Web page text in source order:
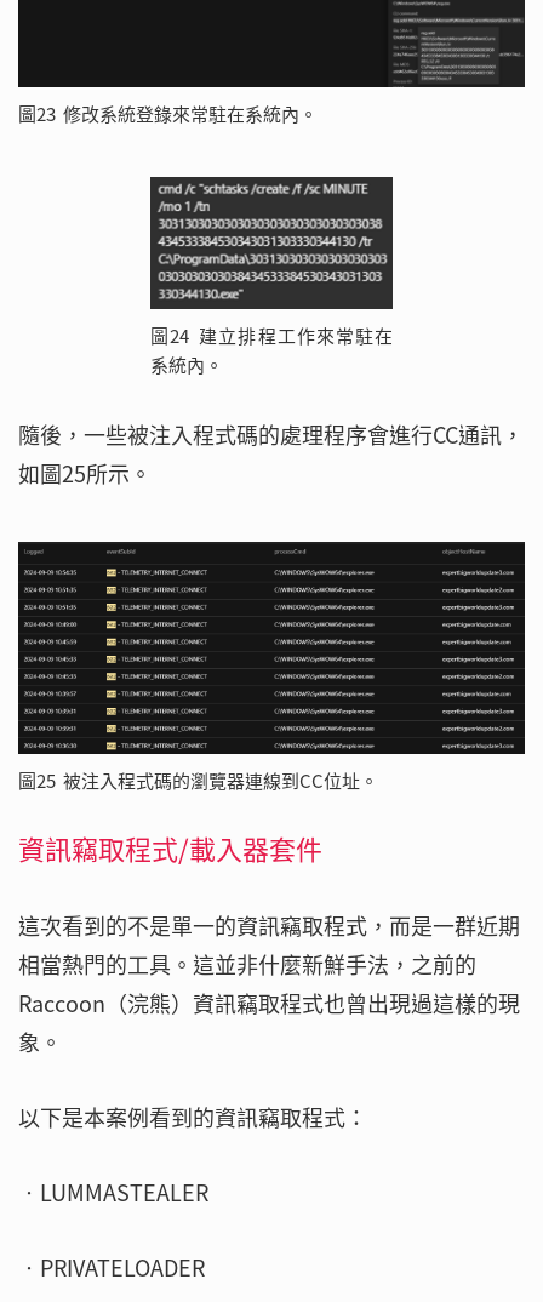
圖23 修改系統登錄來常駐在系統內。
圖24 建立排程工作來常駐在
系統內。
隨後，一些被注入程式碼的處理程序會進行CC通訊，
如圖25所示。
圖25 被注入程式碼的瀏覽器連線到CC位址。
資訊竊取程式/載入器套件
這次看到的不是單一的資訊竊取程式，而是一群近期
相當熱門的工具。這並非什麼新鮮手法，之前的
Raccoon（浣熊）資訊竊取程式也曾出現過這樣的現
象。
以下是本案例看到的資訊竊取程式：
‧LUMMASTEALER
‧PRIVATELOADER